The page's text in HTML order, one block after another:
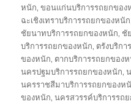
หนัก,ขอนแก่นบริการรถยกของ
ฉะเชิงเทราบริการรถยกของหนัก
ชัยนาทบริการรถยกของหนัก, ชั
บริการรถยกของหนัก, ตรังบริก
ของหนัก, ตากบริการรถยกของ
นครปฐมบริการรถยกของหนัก,
นครราชสีมาบริการรถยกของห
ของหนัก,นครสวรรค์บริการรถ